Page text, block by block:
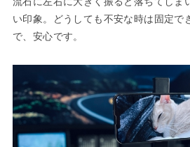
い印象。どうしても不安な時は固定で
で、安心です。